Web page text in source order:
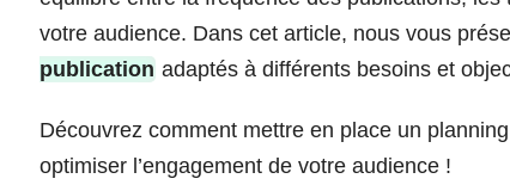
votre audience. Dans cet article, nous vous
publication adaptés à différents besoins et
Découvrez comment mettre en place un
optimiser l’engagement de votre audience !